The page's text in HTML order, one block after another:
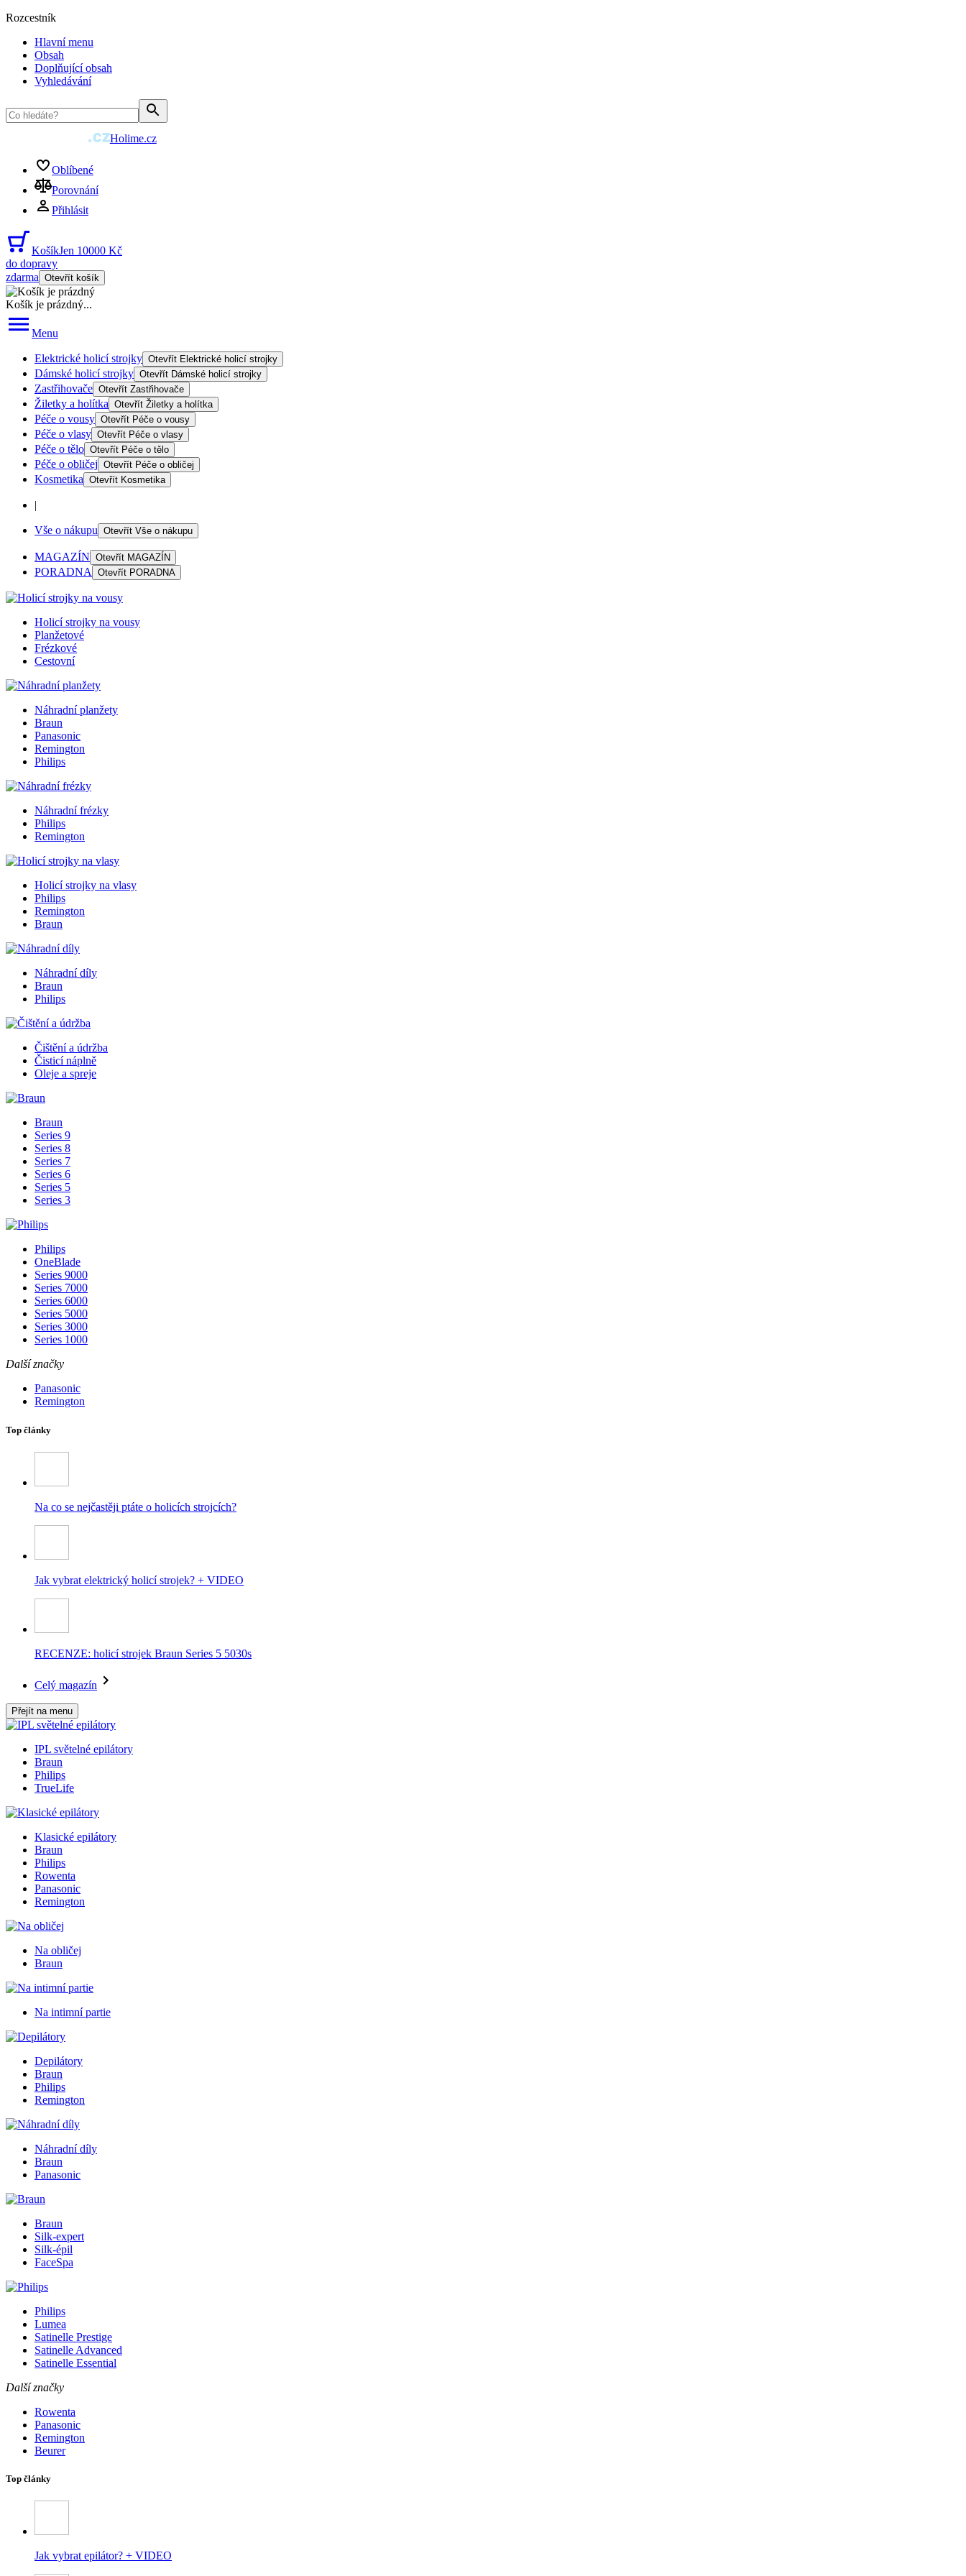
Rozcestník
Hlavní menu
Obsah
Doplňující obsah
Vyhledávání
Holime.cz
Oblíbené
Porovnání
Přihlásit
KošíkJen 10000 Kč
do dopravy
zdarma Otevřít košík
Košík je prázdný...
Menu
Elektrické holicí strojky Otevřít Elektrické holicí strojky
Dámské holicí strojky Otevřít Dámské holicí strojky
Zastřihovače Otevřít Zastřihovače
Žiletky a holítka Otevřít Žiletky a holítka
Péče o vousy Otevřít Péče o vousy
Péče o vlasy Otevřít Péče o vlasy
Péče o tělo Otevřít Péče o tělo
Péče o obličej Otevřít Péče o obličej
Kosmetika Otevřít Kosmetika
|
Vše o nákupu Otevřít Vše o nákupu
MAGAZÍN Otevřít MAGAZÍN
PORADNA Otevřít PORADNA
Holicí strojky na vousy
Planžetové
Frézkové
Cestovní
Náhradní planžety
Braun
Panasonic
Remington
Philips
Náhradní frézky
Philips
Remington
Holicí strojky na vlasy
Philips
Remington
Braun
Náhradní díly
Braun
Philips
Čištění a údržba
Čisticí náplně
Oleje a spreje
Braun
Series 9
Series 8
Series 7
Series 6
Series 5
Series 3
Philips
OneBlade
Series 9000
Series 7000
Series 6000
Series 5000
Series 3000
Series 1000
Další značky
Panasonic
Remington
Top články
Na co se nejčastěji ptáte o holicích strojcích?
Jak vybrat elektrický holicí strojek? + VIDEO
RECENZE: holicí strojek Braun Series 5 5030s
Celý magazín
Přejít na menu
IPL světelné epilátory
Braun
Philips
TrueLife
Klasické epilátory
Braun
Philips
Rowenta
Panasonic
Remington
Na obličej
Braun
Na intimní partie
Depilátory
Braun
Philips
Remington
Náhradní díly
Braun
Panasonic
Braun
Silk-expert
Silk-épil
FaceSpa
Philips
Lumea
Satinelle Prestige
Satinelle Advanced
Satinelle Essential
Další značky
Rowenta
Panasonic
Remington
Beurer
Top články
Jak vybrat epilátor? + VIDEO